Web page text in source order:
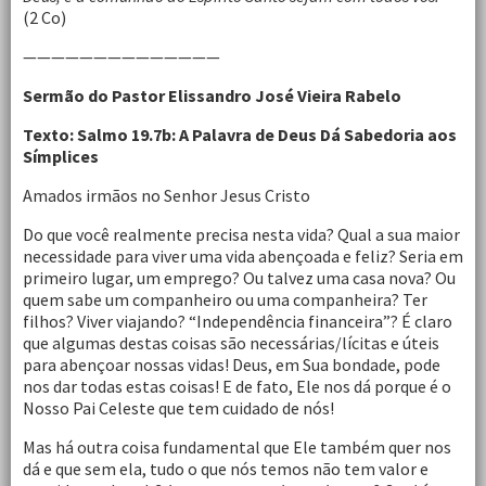
(2 Co)
——————————————
Sermão do Pastor Elissandro José Vieira Rabelo
Texto: Salmo 19.7b: A Palavra de Deus Dá Sabedoria aos
Símplices
Amados irmãos no Senhor Jesus Cristo
Do que você realmente precisa nesta vida? Qual a sua maior
necessidade para viver uma vida abençoada e feliz? Seria em
primeiro lugar, um emprego? Ou talvez uma casa nova? Ou
quem sabe um companheiro ou uma companheira? Ter
filhos? Viver viajando? “Independência financeira”? É claro
que algumas destas coisas são necessárias/lícitas e úteis
para abençoar nossas vidas! Deus, em Sua bondade, pode
nos dar todas estas coisas! E de fato, Ele nos dá porque é o
Nosso Pai Celeste que tem cuidado de nós!
Mas há outra coisa fundamental que Ele também quer nos
dá e que sem ela, tudo o que nós temos não tem valor e